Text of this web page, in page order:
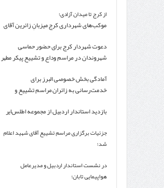
از کرج تا میدان آزادی؛
موکب‌های شهرداری کرج میزبانِ زائرین آقای
دعوت شهردار کرج برای حضور حماسی
شهروندان در مراسم وداع و تشییع پیکر مطهر
آمادگی بخش خصوصی البرز برای
خدمت‌رسانی به زائران مراسم تشییع و
بازدید استاندار اردبیل از مجموعه اطلس‌ایر
جزئیات برگزاری مراسم تشییع آقای شهید اعلام
شد؛
در نشست استاندار اردبیل و مدیرعامل
هواپیمایی تابان؛